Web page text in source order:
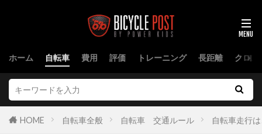
ホーム 自転車 費用 評価 トレーニング 長距離 クロス
HOME 自転車全般 自転車 交通ルール 自転車走行